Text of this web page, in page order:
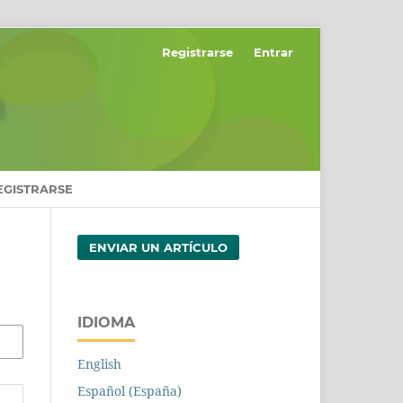
Registrarse Entrar
ENVIAR UN ARTÍCULO
IDIOMA
English
Español (España)